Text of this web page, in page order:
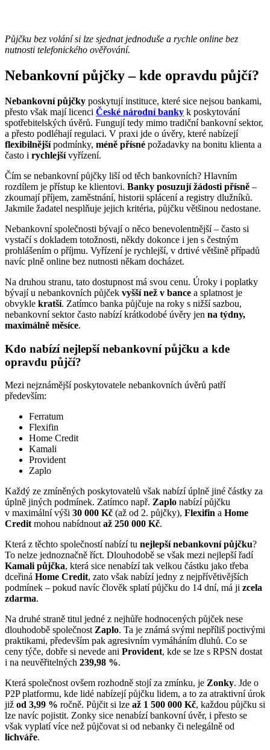
Půjčku bez volání si lze sjednat jednoduše a rychle online bez
nutnosti telefonického ověřování.
Nebankovní půjčky – kde opravdu půjčí?
Nebankovní půjčky poskytují instituce, které sice nejsou bankami,
přesto však mají licenci České národní banky k poskytování
spotřebitelských úvěrů. Fungují tedy mimo tradiční bankovní sektor,
a přesto podléhají regulaci. V praxi jde o úvěry, které nabízejí
flexibilnějšípodmínky, méně přísné požadavky na bonitu klienta a
často i rychlejšívyřízení.
Čím se nebankovní půjčky liší od těch bankovních? Hlavním
rozdílem je přístup ke klientovi. Banky posuzují žádosti přísně –
zkoumají příjem, zaměstnání, historii splácení a registry dlužníků.
Jakmile žadatel nesplňuje jejich kritéria, půjčku většinou nedostane.
Nebankovní společnosti bývají o něco benevolentnější – často si
vystačí s dokladem totožnosti, někdy dokonce i jen s čestným
prohlášením o příjmu. Vyřízení je rychlejší, v drtivé většině případů
navíc plně online bez nutnosti někam docházet.
Na druhou stranu, tato dostupnost má svou cenu. Úroky i poplatky
bývají u nebankovních půjček vyšší než v bance a splatnost je
obvykle kratší. Zatímco banka půjčuje na roky s nižší sazbou,
nebankovní sektor často nabízí krátkodobé úvěry jen na týdny,
maximálně měsíce.
Kdo nabízí nejlepší nebankovní půjčku a kde
opravdu půjčí?
Mezi nejznámější poskytovatele nebankovních úvěrů patří
především:
Ferratum
Flexifin
Home Credit
Kamali
Provident
Zaplo
Každý ze zmíněných poskytovatelů však nabízí úplně jiné částky za
úplně jiných podmínek. Zatímco např. Zaplo nabízí půjčku
v maximální výši 30 000 Kč (až od 2. půjčky), Flexifin a Home
Creditmohou nabídnoutaž 250 000 Kč.
Která z těchto společností nabízí tu nejlepší nebankovní půjčku?
To nelze jednoznačně říct. Dlouhodobě se však mezi nejlepší řadí
Kamali půjčka, která sice nenabízí tak velkou částku jako třeba
dceřiná Home Credit, zato však nabízí jedny z nejpřívětivějších
podmínek – pokud navíc člověk splatí půjčku do 14 dní, má ji zcela
zdarma.
Na druhé straně titul jedné z nejhůře hodnocených půjček nese
dlouhodobě společnostZaplo. Ta je známá svými nepříliš poctivými
praktikami, především pak agresivním vymáháním dluhů. Co se
ceny týče, dobře si nevede ani Provident, kde se lze s RPSN dostat
i na neuvěřitelných 239,98 %.
Která společnost ovšem rozhodně stojí za zmínku, je Zonky. Jde o
P2P platformu, kde lidé nabízejí půjčku lidem, a to za atraktivní úrok
již od 3,99 % ročně. Půjčit si lze až 1 500 000 Kč, každou půjčku si
lze navíc pojistit. Zonky sice nenabízí bankovní úvěr, i přesto se
však vyplatí více než půjčovat si od nebanky či nelegálně od
lichváře.